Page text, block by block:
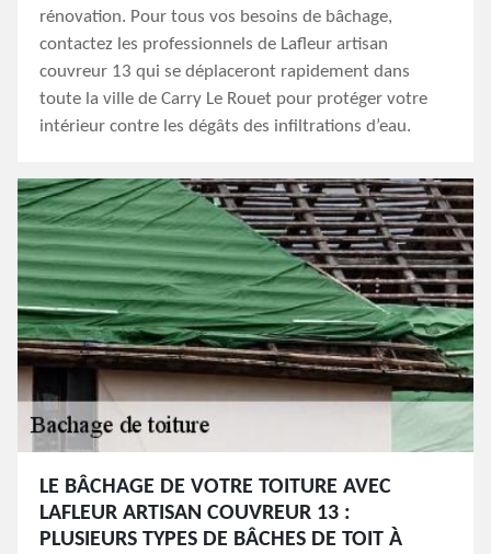
rénovation. Pour tous vos besoins de bâchage,
contactez les professionnels de Lafleur artisan
couvreur 13 qui se déplaceront rapidement dans
toute la ville de Carry Le Rouet pour protéger votre
intérieur contre les dégâts des infiltrations d’eau.
LE BÂCHAGE DE VOTRE TOITURE AVEC
LAFLEUR ARTISAN COUVREUR 13 :
PLUSIEURS TYPES DE BÂCHES DE TOIT À